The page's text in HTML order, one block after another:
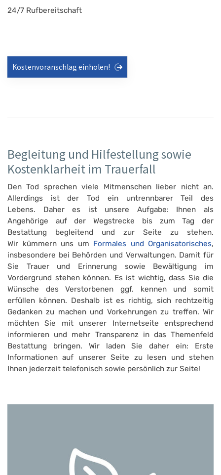
24/7 Rufbereitschaft
Kostenvoranschlag einholen!
Begleitung und Hilfestellung sowie
Kostenklarheit im Trauerfall
Den Tod sprechen viele Mitmenschen lieber nicht an.
Allerdings ist der Tod ein untrennbarer Teil des
Lebens. Daher es ist unsere Aufgabe: Ihnen als
Angehörige auf der Wegstrecke bis zum Tag der
Bestattung begleitend und zur Seite zu stehen.
Wir kümmern uns um Formales und Organisatorisches,
insbesondere bei Behörden und Verwaltungen. Damit für
Sie Trauer und Erinnerung sowie Bewältigung im
Vordergrund stehen können. Es ist wichtig, dass Sie die
Wünsche des Verstorbenen ggf. kennen und somit
erfüllen können. Deshalb ist es richtig, sich rechtzeitig
Gedanken zu machen und Vorkehrungen zu treffen. Wir
möchten Sie mit unserer Internetseite entsprechend
informieren und mehr Transparenz in das Themenfeld
Bestattung bringen. Wir laden Sie daher ein: Erste
Informationen auf unserer Seite zu lesen und stehen
Ihnen jederzeit telefonisch sowie persönlich zur Seite!